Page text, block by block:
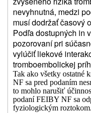
nevyhnutná, medzi
musí dodržať časový
Podľa dostupných in
pozorovaní pri
vylúčiť liekové
tromboembolickej
Tak ako všetky ostatné
NF sa pred podaním
to mohlo narušiť
podaní FEIBY NF sa
fyziologickým roztokom.